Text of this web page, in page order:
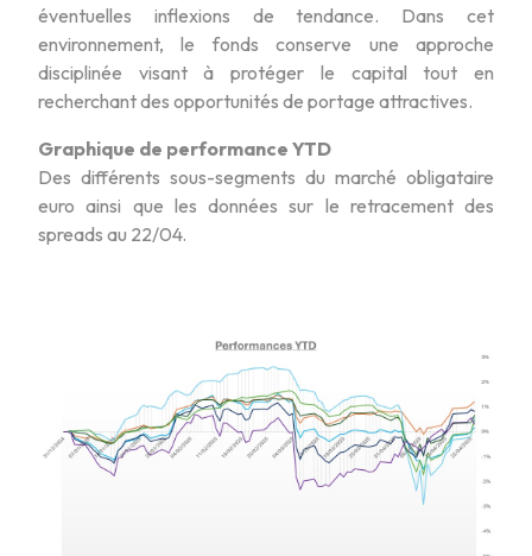
éventuelles inflexions de tendance. Dans cet
environnement, le fonds conserve une approche
disciplinée visant à protéger le capital tout en
recherchant des opportunités de portage attractives.
Graphique de performance YTD
Des différents sous-segments du marché obligataire
euro ainsi que les données sur le retracement des
spreads au 22/04.